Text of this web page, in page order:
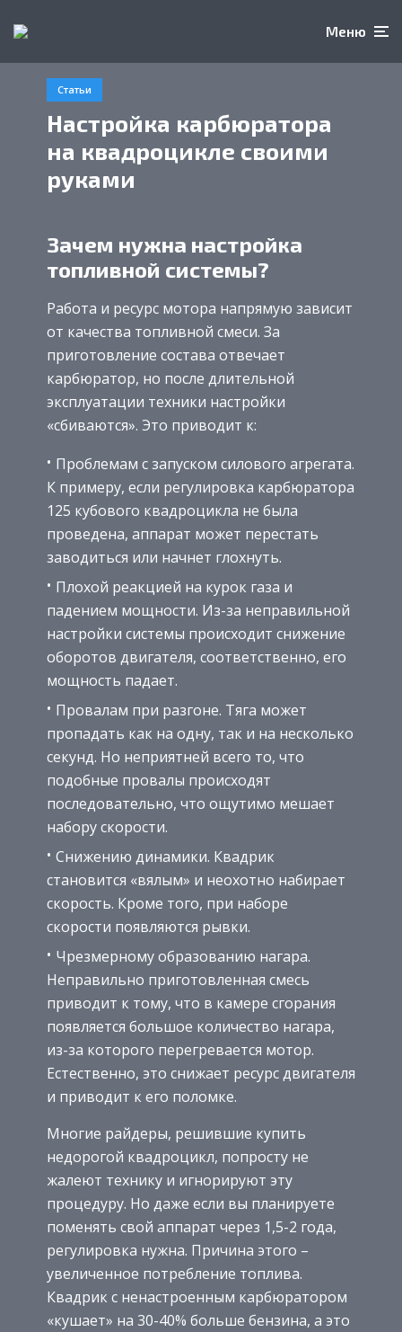
Меню
Статьи
Настройка карбюратора
на квадроцикле своими
руками
Зачем нужна настройка
топливной системы?
Работа и ресурс мотора напрямую зависит
от качества топливной смеси. За
приготовление состава отвечает
карбюратор, но после длительной
эксплуатации техники настройки
«сбиваются». Это приводит к:
Проблемам с запуском силового агрегата.
К примеру, если регулировка карбюратора
125 кубового квадроцикла не была
проведена, аппарат может перестать
заводиться или начнет глохнуть.
Плохой реакцией на курок газа и
падением мощности. Из-за неправильной
настройки системы происходит снижение
оборотов двигателя, соответственно, его
мощность падает.
Провалам при разгоне. Тяга может
пропадать как на одну, так и на несколько
секунд. Но неприятней всего то, что
подобные провалы происходят
последовательно, что ощутимо мешает
набору скорости.
Снижению динамики. Квадрик
становится «вялым» и неохотно набирает
скорость. Кроме того, при наборе
скорости появляются рывки.
Чрезмерному образованию нагара.
Неправильно приготовленная смесь
приводит к тому, что в камере сгорания
появляется большое количество нагара,
из-за которого перегревается мотор.
Естественно, это снижает ресурс двигателя
и приводит к его поломке.
Многие райдеры, решившие купить
недорогой квадроцикл, попросту не
жалеют технику и игнорируют эту
процедуру. Но даже если вы планируете
поменять свой аппарат через 1,5-2 года,
регулировка нужна. Причина этого –
увеличенное потребление топлива.
Квадрик с ненастроенным карбюратором
«кушает» на 30-40% больше бензина, а это